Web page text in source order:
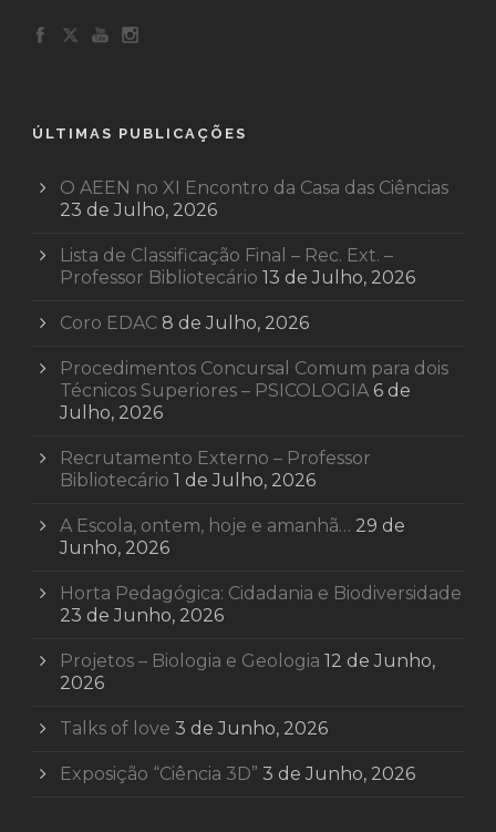
ÚLTIMAS PUBLICAÇÕES
O AEEN no XI Encontro da Casa das Ciências
23 de Julho, 2026
Lista de Classificação Final – Rec. Ext. –
Professor Bibliotecário 13 de Julho, 2026
Coro EDAC 8 de Julho, 2026
Procedimentos Concursal Comum para dois
Técnicos Superiores – PSICOLOGIA 6 de
Julho, 2026
Recrutamento Externo – Professor
Bibliotecário 1 de Julho, 2026
A Escola, ontem, hoje e amanhã… 29 de
Junho, 2026
Horta Pedagógica: Cidadania e Biodiversidade
23 de Junho, 2026
Projetos – Biologia e Geologia 12 de Junho,
2026
Talks of love 3 de Junho, 2026
Exposição “Ciência 3D” 3 de Junho, 2026